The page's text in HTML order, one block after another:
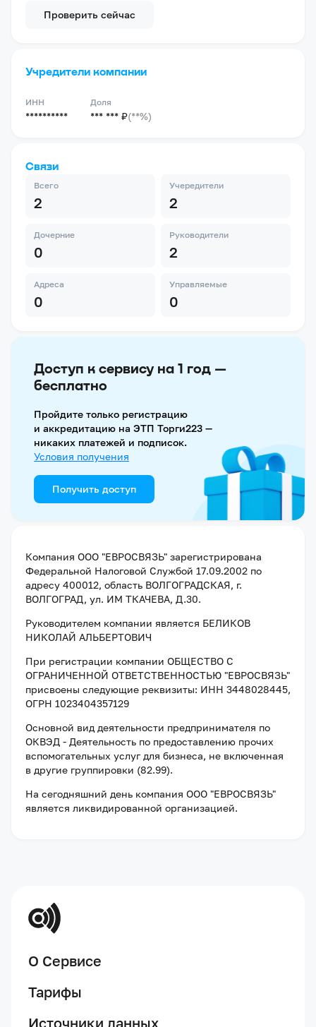
Проверить сейчас
Учредители компании
ИНН
**********
Доля
*** *** ₽(**%)
Связи
Всего
2
Учередители
2
Дочерние
0
Руководители
2
Адреса
0
Управляемые
0
Доступ к сервису на 1 год —
бесплатно
Пройдите только регистрацию
и аккредитацию на ЭТП Торги223 —
никаких платежей и подписок.
Условия получения
Получить доступ
Компания ООО "ЕВРОСВЯЗЬ" зарегистрирована
Федеральной Налоговой Службой 17.09.2002 по
адресу 400012, область ВОЛГОГРАДСКАЯ, г.
ВОЛГОГРАД, ул. ИМ ТКАЧЕВА, Д.30.
Руководителем компании является БЕЛИКОВ
НИКОЛАЙ АЛЬБЕРТОВИЧ
При регистрации компании ОБЩЕСТВО С
ОГРАНИЧЕННОЙ ОТВЕТСТВЕННОСТЬЮ "ЕВРОСВЯЗЬ"
присвоены следующие реквизиты: ИНН 3448028445,
ОГРН 1023404357129
Основной вид деятельности предпринимателя по
ОКВЭД - Деятельность по предоставлению прочих
вспомогательных услуг для бизнеса, не включенная
в другие группировки (82.99).
На сегодняшний день компания ООО "ЕВРОСВЯЗЬ"
является ликвидированной организацией.
О Сервисе
Тарифы
Источники данных